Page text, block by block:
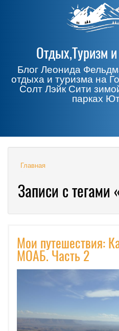
Отдых,Туризм
Блог Леонида
отдыха и туризма на
Солт Лэйк Сити
парках
Главная
Записи с
Мои путешествия:
МОАБ. Часть 2